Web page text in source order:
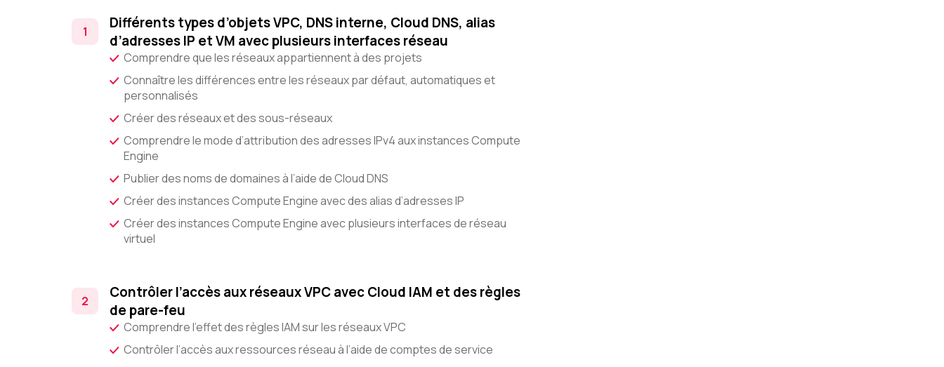
Différents types d’objets VPC, DNS interne, Cloud DNS, alias
d’adresses IP et VM avec plusieurs interfaces réseau
Comprendre que les réseaux appartiennent à des projets
Connaître les différences entre les réseaux par défaut, automatiques et
personnalisés
Créer des réseaux et des sous-réseaux
Comprendre le mode d’attribution des adresses IPv4 aux instances Compute
Engine
Publier des noms de domaines à l’aide de Cloud DNS
Créer des instances Compute Engine avec des alias d’adresses IP
Créer des instances Compute Engine avec plusieurs interfaces de réseau
virtuel
Contrôler l’accès aux réseaux VPC avec Cloud IAM et des règles
de pare-feu
Comprendre l’effet des règles IAM sur les réseaux VPC
Contrôler l’accès aux ressources réseau à l’aide de comptes de service